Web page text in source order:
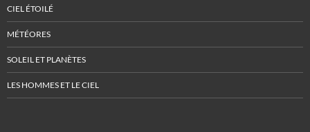
CIEL ÉTOILÉ
MÉTÉORES
SOLEIL ET PLANÈTES
LES HOMMES ET LE CIEL